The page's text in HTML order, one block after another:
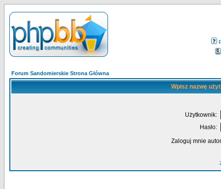
Forum Sandomierskie Strona Główna
Wpisz nazwę
Użytkownik:
Hasło:
Zaloguj mnie